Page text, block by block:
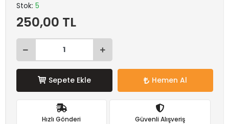
Stok: 5
250,00 TL
Sepete Ekle Hemen Al
Hızlı Gönderi Güvenli Alışveriş